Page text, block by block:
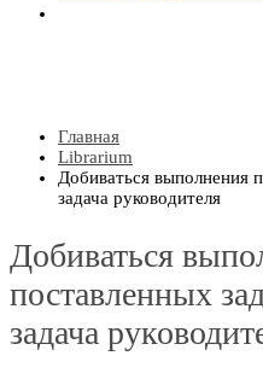
Главная
Librarium
Добиваться выполнения
задача руководителя
Добиваться
поставленных
задача